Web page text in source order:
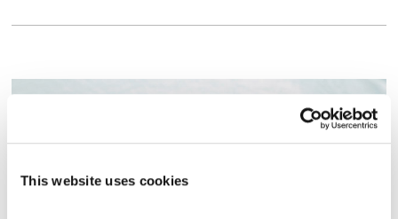
This website uses cookies